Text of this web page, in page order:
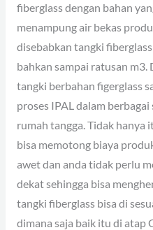
fiberglass dengan bahan
menampung air bekas
disebabkan tangki
bahkan sampai ratusan
tangki berbahan figerglass
proses IPAL dalam
rumah tangga. Tidak hanya
bisa memotong biaya
awet dan anda tidak perlu
dekat sehingga bisa
tangki fiberglass bisa di
dimana saja baik itu di atap